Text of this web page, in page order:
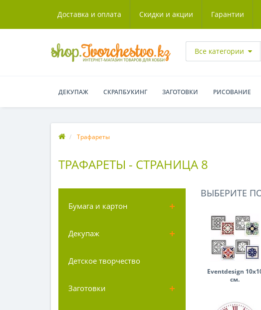
Доставка и оплата Скидки и акции Гарантии
Все категории
ДЕКУПАЖ СКРАПБУКИНГ ЗАГОТОВКИ РИСОВАНИЕ
Трафареты
ТРАФАРЕТЫ - СТРАНИЦА 8
Бумага и картон
Декупаж
Детское творчество
Заготовки
ВЫБЕРИТЕ
Eventdesign
см.